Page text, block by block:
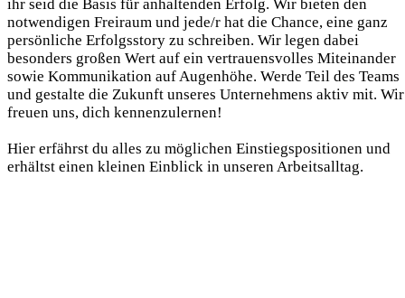
ihr seid die Basis für anhaltenden Erfolg. Wir bieten den
notwendigen Freiraum und jede/r hat die Chance, eine ganz
persönliche Erfolgsstory zu schreiben. Wir legen dabei
besonders großen Wert auf ein vertrauensvolles Miteinander
sowie Kommunikation auf Augenhöhe. Werde Teil des Teams
und gestalte die Zukunft unseres Unternehmens aktiv mit. Wir
freuen uns, dich kennenzulernen!
Hier erfährst du alles zu möglichen Einstiegspositionen und
erhältst einen kleinen Einblick in unseren Arbeitsalltag.